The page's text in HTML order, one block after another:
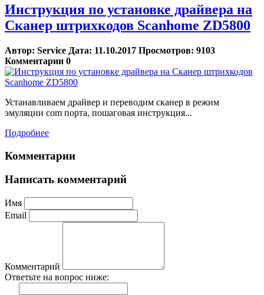
Инструкция по установке драйвера на
Сканер штрихкодов Scanhome ZD5800
Автор: Service Дата: 11.10.2017 Просмотров: 9103
Комментарии 0
Устанавливаем драйвер и переводим сканер в режим
эмуляции com порта, пошаговая инструкция...
Подробнее
Комментарии
Написать комментарий
Имя
Email
Комментарий
Ответьте на вопрос ниже: